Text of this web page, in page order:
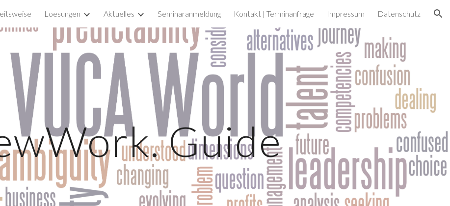
Skip to main content Skip to navigation
Loesungen Aktuelles Seminaranmeldung Kontakt | Terminanfrage Impressum Datenschutz
Guide